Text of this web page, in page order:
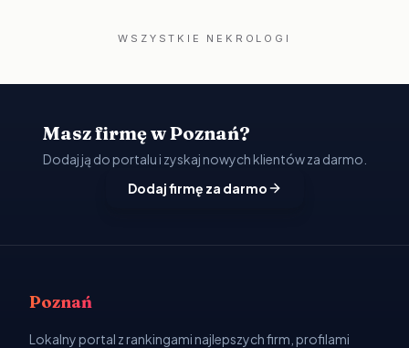
WSZYSTKIE NEKROLOGI
Masz firmę w Poznań?
Dodaj ją do portalu i zyskaj nowych klientów za darmo.
Dodaj firmę za darmo
Poznań
Lokalny portal z rankingami najlepszych firm, profilami